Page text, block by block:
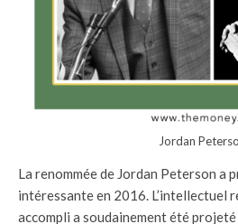
Jordan
La renommée de Jordan Peterson a
intéressante en 2016. L’intellectuel
accompli a soudainement été